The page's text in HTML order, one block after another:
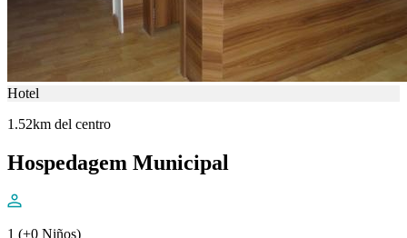
Hotel
1.52km del centro
Hospedagem Municipal
1 (+0 Niños)